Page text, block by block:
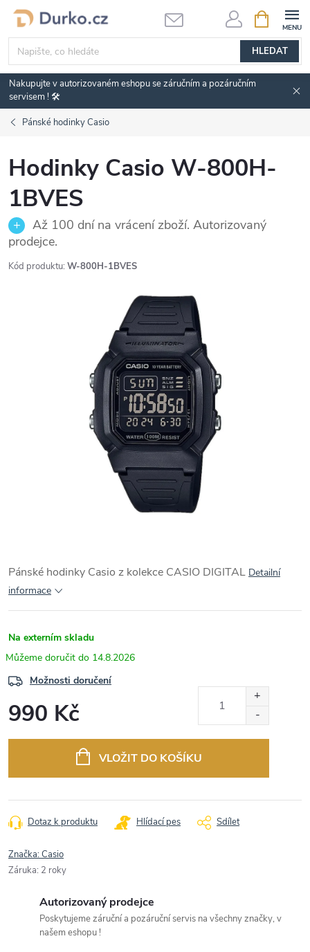
Přejít
obsah
HLEDAT
NÁKUPNÍ
KOŠÍK
Nakupujte v autorizovaném eshopu se záručním a pozáručním
servisem ! 🛠️
Pánské hodinky Casio
Hodinky Casio W-800H-
1BVES
Až 100 dní na vrácení zboží. Autorizovaný
prodejce.
Kód produktu: W-800H-1BVES
Pánské hodinky Casio z kolekce CASIO DIGITAL Detailní
informace
Na externím skladu
14.8.2026
Možnosti doručení
990 Kč
VLOŽIT DO KOŠÍKU
Dotaz k produktu Hlídací pes Sdílet
Značka:Casio
Záruka: 2 roky
Autorizovaný prodejce
Poskytujeme záruční a pozáruční servis na všechny značky, v
našem eshopu !